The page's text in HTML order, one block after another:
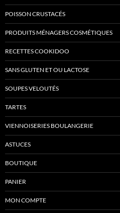
POISSON CRUSTACÉS
PRODUITS MÉNAGERS COSMÉTIQUES
RECETTES COOKIDOO
SANS GLUTEN ET OU LACTOSE
SOUPES VELOUTÉS
TARTES
VIENNOISERIES BOULANGERIE
ASTUCES
BOUTIQUE
PANIER
MON COMPTE